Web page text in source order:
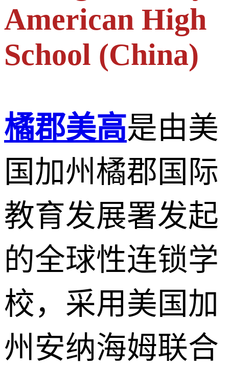
American High
School (China)
橘郡美高是由美
国加州橘郡国际
教育发展署发起
的全球性连锁学
校，采用美国加
州安纳海姆联合